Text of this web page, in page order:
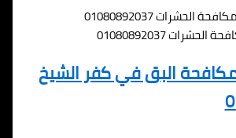
01080892037
البق في كفر الشيخ